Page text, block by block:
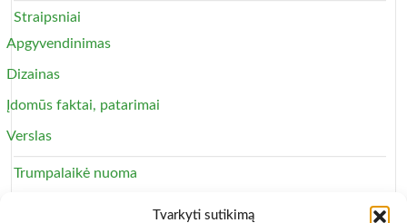
Tvarkyti sutikimą
Straipsniai
Apgyvendinimas
Dizainas
Įdomūs faktai, patarimai
Verslas
Trumpalaikė nuoma